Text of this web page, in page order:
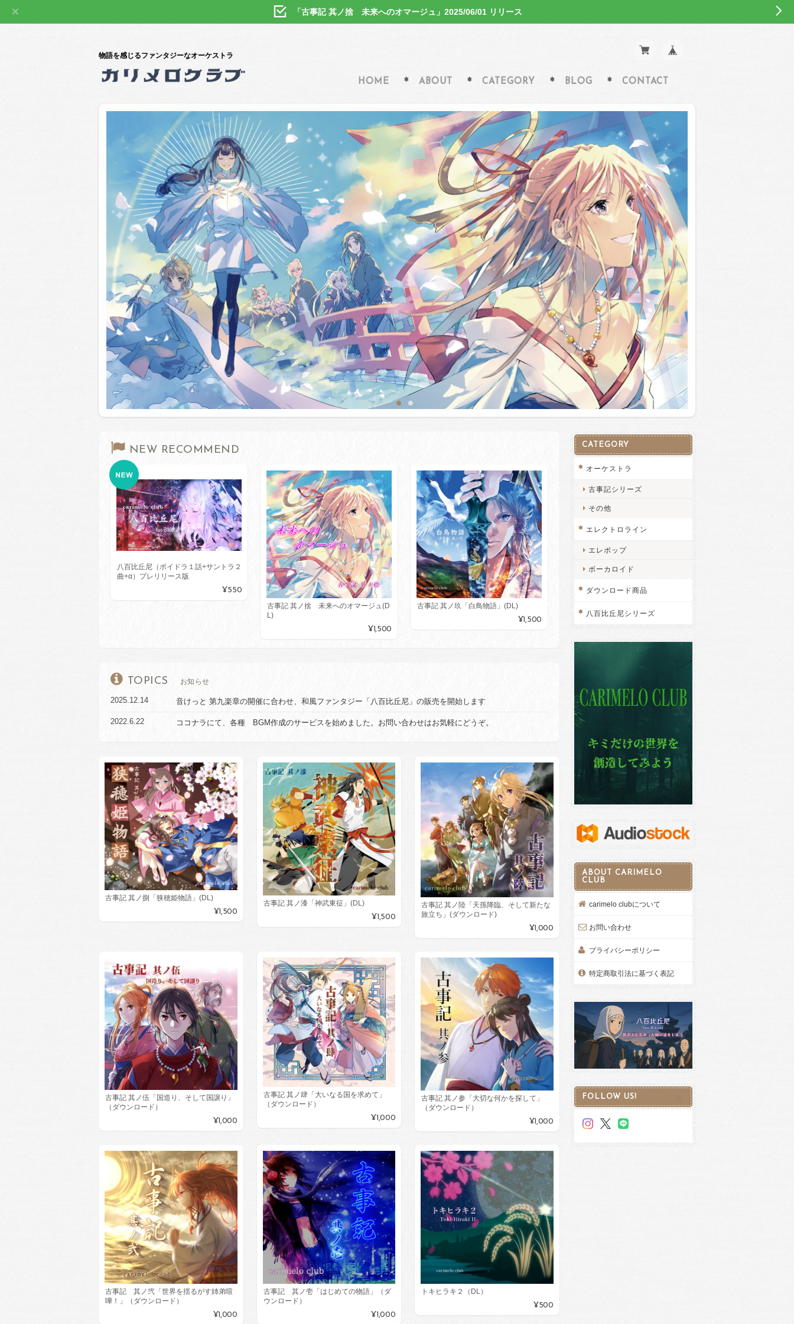
「古事記 其ノ捨 未来へのオマージュ」2025/06/01 リリース
物語を感じるファンタジーなオーケストラ
HOME ABOUT CATEGORY BLOG CONTACT
NEW RECOMMEND
八百比丘尼（ボイドラ１話+サントラ２
曲+α）プレリリース版
¥550
古事記 其ノ捨 未来へのオマージュ(D
L)
¥1,500
古事記 其ノ玖「白鳥物語」(DL)
¥1,500
TOPICS お知らせ
2025.12.14 音けっと 第九楽章の開催に合わせ、和風ファンタジー「八百比丘尼」の販売を開始します
2022.6.22 ココナラにて、各種 BGM作成のサービスを始めました。お問い合わせはお気軽にどうぞ。
古事記 其ノ捌「狭穂姫物語」(DL)
¥1,500
古事記 其ノ漆「神武東征」(DL)
¥1,500
古事記 其ノ陸「天孫降臨、そして新たな
旅立ち」(ダウンロード)
¥1,000
古事記 其ノ伍「国造り、そして国譲り」
（ダウンロード）
¥1,000
古事記 其ノ肆「大いなる国を求めて」
（ダウンロード）
¥1,000
古事記 其ノ参「大切な何かを探して」
（ダウンロード）
¥1,000
古事記 其ノ弐「世界を揺るがす姉弟喧
嘩！」（ダウンロード）
¥1,000
古事記 其ノ壱「はじめての物語」（ダ
ウンロード）
¥1,000
トキヒラキ２（DL）
¥500
CATEGORY
オーケストラ
古事記シリーズ
その他
エレクトロライン
エレポップ
ボーカロイド
ダウンロード商品
八百比丘尼シリーズ
ABOUT CARIMELO
CLUB
carimelo clubについて
お問い合わせ
プライバシーポリシー
特定商取引法に基づく表記
FOLLOW US!